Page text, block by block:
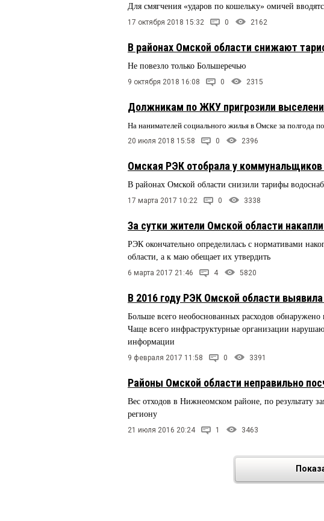
Для смягчения «ударов по кошельку» омичей
17 октября 2018 15:32 0 2162
В районах Омской области снижают
Не повезло только Большеречью
9 октября 2018 16:08 0 2315
Должникам по ЖКУ пригрозили
На нанимателей социального жилья в Омске за полгода
20 июля 2018 15:58 0 2396
Омская РЭК отобрала у
В районах Омской области снизили тарифы
17 марта 2017 10:22 0 3338
За сутки жители Омской области
РЭК окончательно определилась с нормативами
области, а к маю обещает их утвердить
6 марта 2017 21:46 4 5820
В 2016 году РЭК Омской области
Больше всего необоснованных расходов
Чаще всего инфраструктурные организации
информации
9 февраля 2017 11:58 0 3391
Районы Омской области неправильно
Вес отходов в Нижнеомском районе, по результату
региону
21 июля 2016 20:24 1 3463